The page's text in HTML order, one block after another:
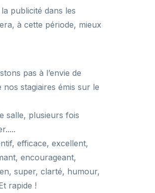
publicité dans les
à cette période, mieux
pas à l’envie de
stagiaires émis sur le
salle, plusieurs fois
efficace, excellent,
encourageant,
super, clarté, humour,
rapide !